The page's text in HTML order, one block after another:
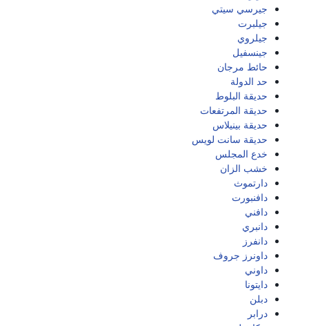
جيرسي سيتي
جيلبرت
جيلروي
جينسفيل
حائط مرجان
حد الدولة
حديقة البلوط
حديقة المرتفعات
حديقة بينيلاس
حديقة سانت لويس
خدع المجلس
خشب الزان
دارتموث
دافنبورت
دافني
دانبري
دانفرز
داونرز جروف
داوني
دايتونا
دبلن
درابر